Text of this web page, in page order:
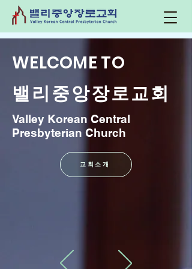
WELCOME TO
​밸리중앙장로교회
Valley Korean Central
Presbyterian Church
교회소개